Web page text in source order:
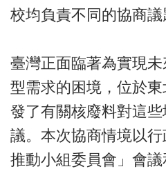
校均負責不同的協商議
臺灣正面臨著為實現
型需求的困境，位於東
發了有關核廢料對這
議。本次協商情境以
推動小組委員會」會